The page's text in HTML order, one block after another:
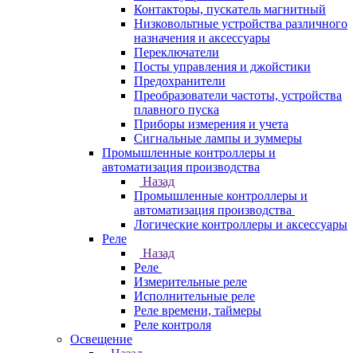
Контакторы, пускатель магнитный
Низковольтные устройства различного
назначения и аксессуары
Переключатели
Посты управления и джойстики
Предохранители
Преобразователи частоты, устройства
плавного пуска
Приборы измерения и учета
Сигнальные лампы и зуммеры
Промышленные контроллеры и
автоматизация производства
Назад
Промышленные контроллеры и
автоматизация производства
Логические контроллеры и аксессуары
Реле
Назад
Реле
Измерительные реле
Исполнительные реле
Реле времени, таймеры
Реле контроля
Освещение